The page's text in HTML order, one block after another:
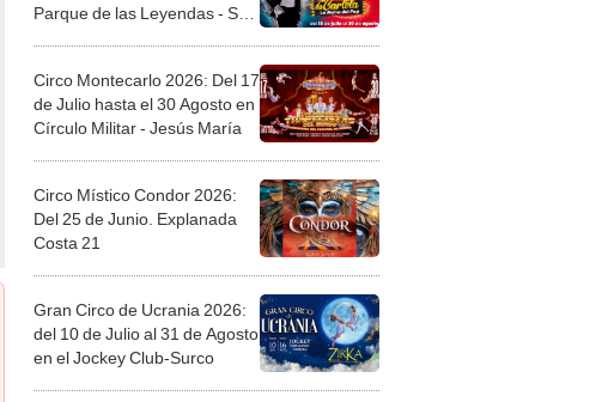
Parque de las Leyendas - San
Circo Montecarlo 2026: Del 17
de Julio hasta el 30 Agosto en
Círculo Militar - Jesús María
Circo Místico Condor 2026:
Del 25 de Junio. Explanada
Costa 21
Gran Circo de Ucrania 2026:
del 10 de Julio al 31 de Agosto
en el Jockey Club-Surco